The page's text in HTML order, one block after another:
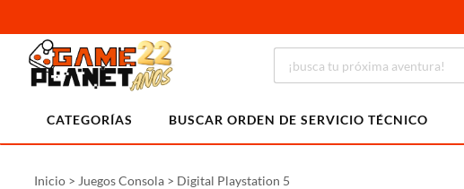
CATEGORÍAS BUSCAR ORDEN DE SERVICIO TÉCNICO
Inicio > Juegos Consola > Digital Playstation 5